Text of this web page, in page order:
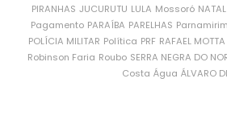
PIRANHAS JUCURUTU LULA Mossoró NATAL
Pagamento PARAÍBA PARELHAS Parnamirim
POLÍCIA MILITAR Política PRF RAFAEL MOTTA
Robinson Faria Roubo SERRA NEGRA DO
Costa Água ÁLVARO